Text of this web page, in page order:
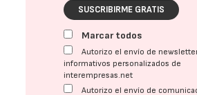
SUSCRIBIRME GRATIS
Marcar todos
Autorizo el envío de
informativos personalizados de
interempresas.net
Autorizo el envío de